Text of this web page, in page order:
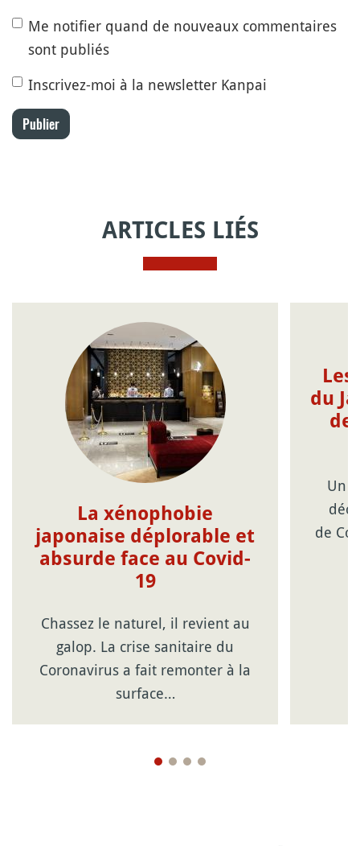
Me notifier quand de nouveaux commentaires
sont publiés
Inscrivez-moi à la newsletter Kanpai
Publier
ARTICLES LIÉS
La xénophobie
japonaise déplorable et
absurde face au Covid-
19
Chassez le naturel, il revient au
galop. La crise sanitaire du
Coronavirus a fait remonter à la
surface…
du
de
Un
de